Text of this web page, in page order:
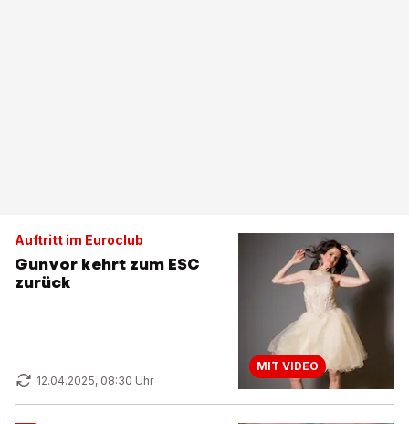
Auftritt im Euroclub
Gunvor kehrt zum ESC
zurück
12.04.2025, 08:30 Uhr
MIT VIDEO